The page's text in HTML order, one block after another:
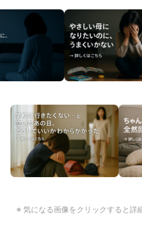
※ 気になる画像をクリックすると詳